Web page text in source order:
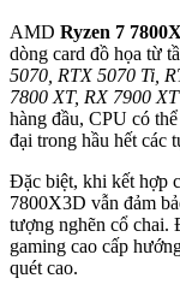
AMD Ryzen 7
dòng card đồ họa từ
5070, RTX 5070 Ti,
7800 XT, RX 7900
hàng đầu, CPU có
đại trong hầu hết các
Đặc biệt, khi kết hợp
7800X3D vẫn đảm
tượng nghẽn cổ chai.
gaming cao cấp
quét cao.